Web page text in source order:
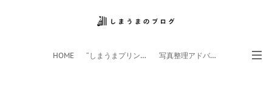
HOME ”しまうまプリント”サイト 写真整理アドバイザー